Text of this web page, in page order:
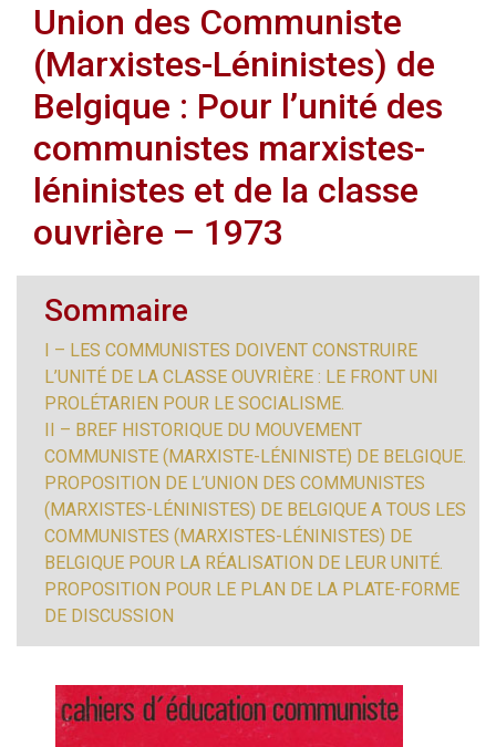
Union des Communiste
(Marxistes-Léninistes) de
Belgique : Pour l’unité des
communistes marxistes-
léninistes et de la classe
ouvrière – 1973
Sommaire
I – LES COMMUNISTES DOIVENT CONSTRUIRE
L’UNITÉ DE LA CLASSE OUVRIÈRE : LE FRONT UNI
PROLÉTARIEN POUR LE SOCIALISME.
II – BREF HISTORIQUE DU MOUVEMENT
COMMUNISTE (MARXISTE-LÉNINISTE) DE BELGIQUE.
PROPOSITION DE L’UNION DES COMMUNISTES
(MARXISTES-LÉNINISTES) DE BELGIQUE A TOUS LES
COMMUNISTES (MARXISTES-LÉNINISTES) DE
BELGIQUE POUR LA RÉALISATION DE LEUR UNITÉ.
PROPOSITION POUR LE PLAN DE LA PLATE-FORME
DE DISCUSSION